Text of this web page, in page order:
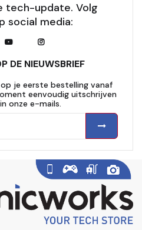
tech-update. Volg
social media:
DE NIEUWSBRIEF
je eerste bestelling vanaf
eenvoudig uitschrijven
onze e-mails.